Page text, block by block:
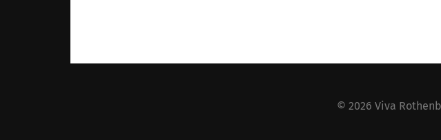
© 2026 Viva